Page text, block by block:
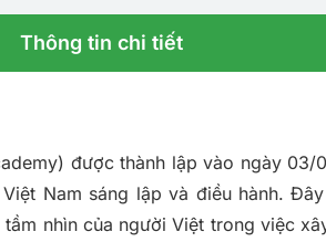
Thông tin chi tiết
được thành lập vào ngày
Nam sáng lập và điều hành.
nhìn của người Việt trong việc